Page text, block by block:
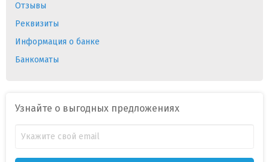
Отзывы
Реквизиты
Информация о банке
Банкоматы
Узнайте о выгодных предложениях